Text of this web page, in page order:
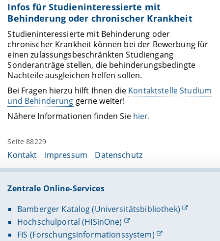
Infos für Studieninteressierte mit
Behinderung oder chronischer Krankheit
Studieninteressierte mit Behinderung oder
chronischer Krankheit können bei der Bewerbung für
einen zulassungsbeschränkten Studiengang
Sonderanträge stellen, die behinderungsbedingte
Nachteile ausgleichen helfen sollen.
Bei Fragen hierzu hilft Ihnen die Kontaktstelle Studium
und Behinderung gerne weiter!
Nähere Informationen finden Sie hier.
Seite 88229
Kontakt Impressum Datenschutz
Zentrale Online-Services
Bamberger Katalog (Universitätsbibliothek)
Hochschulportal (HISinOne)
FIS (Forschungsinformationssystem)